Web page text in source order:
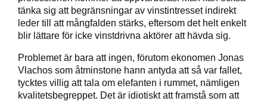
tänka sig att begränsningar av vinstintresset indirekt
leder till att mångfalden stärks, eftersom det helt enkelt
blir lättare för icke vinstdrivna aktörer att hävda sig.
Problemet är bara att ingen, förutom ekonomen Jonas
Vlachos som åtminstone hann antyda att så var fallet,
tycktes villig att tala om elefanten i rummet, nämligen
kvalitetsbegreppet. Det är idiotiskt att framstå som att